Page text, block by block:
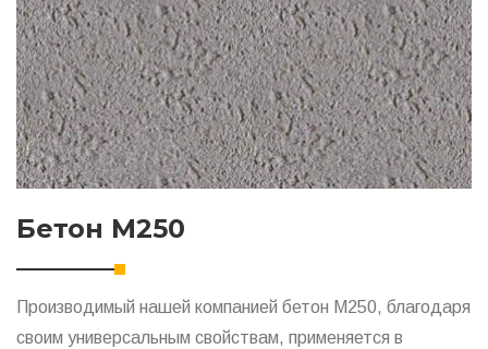
Бетон M250
Производимый нашей компанией бетон М250, благодаря
своим универсальным свойствам, применяется в